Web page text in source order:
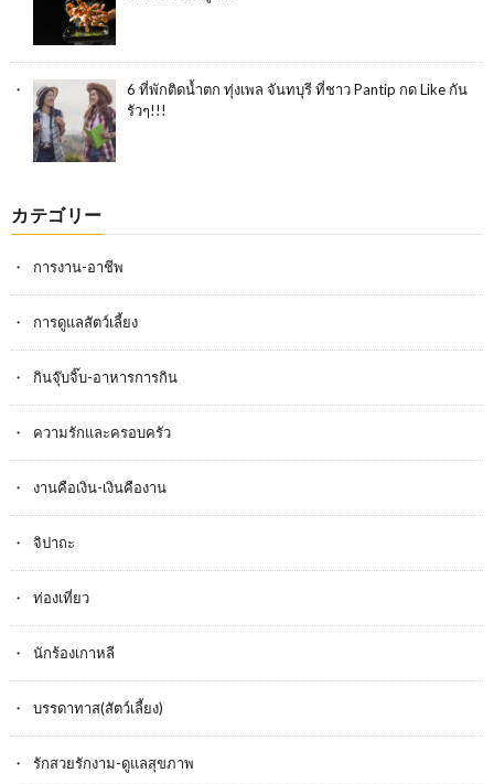
6 ที่พักติดน้ำตก ทุ่งเพล จันทบุรี ที่ชาว Pantip กด Like กัน
รัวๆ!!!
カテゴリー
การงาน-อาชีพ
การดูแลสัตว์เลี้ยง
กินจุ๊บจิ๊บ-อาหารการกิน
ความรักและครอบครัว
งานคือเงิน-เงินคืองาน
จิปาถะ
ท่องเที่ยว
นักร้องเกาหลี
บรรดาทาส(สัตว์เลี้ยง)
รักสวยรักงาม-ดูแลสุขภาพ